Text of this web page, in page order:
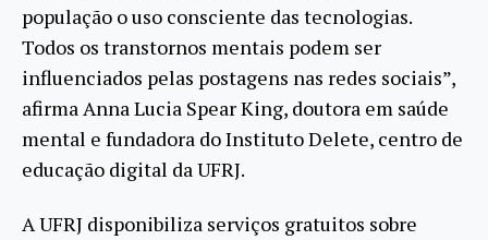
população o uso consciente das tecnologias.
Todos os transtornos mentais podem ser
influenciados pelas postagens nas redes sociais”,
afirma Anna Lucia Spear King, doutora em saúde
mental e fundadora do Instituto Delete, centro de
educação digital da UFRJ.
A UFRJ disponibiliza serviços gratuitos sobre